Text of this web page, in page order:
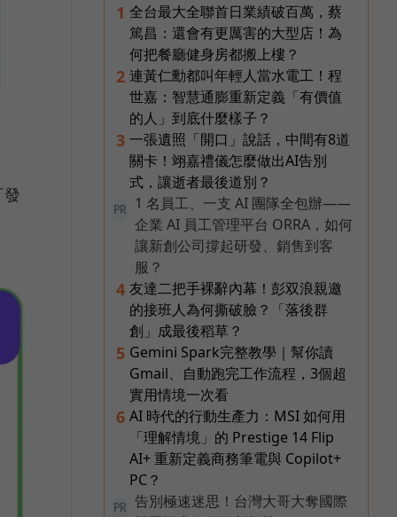
1 全台最大全聯首日業績破百萬，蔡
篤昌：還會有更厲害的大型店！為
何把餐廳健身房都搬上樓？
2 連黃仁勳都叫年輕人當水電工！程
世嘉：智慧通膨重新定義「有價值
的人」到底什麼樣子？
3 一張遺照「開口」說話，中間有8道
關卡！翊嘉禮儀怎麼做出AI告別
式，讓逝者最後道別？
PR
1 名員工、一支 AI 團隊全包辦——
企業 AI 員工管理平台 ORRA，如何
讓新創公司撐起研發、銷售到客
服？
4 友達二把手裸辭內幕！彭双浪親邀
的接班人為何撕破臉？「落後群
創」成最後稻草？
5 Gemini Spark完整教學｜幫你讀
Gmail、自動跑完工作流程，3個超
實用情境一次看
6 AI 時代的行動生產力：MSI 如何用
「理解情境」的 Prestige 14 Flip
AI+ 重新定義商務筆電與 Copilot+
PC？
PR
告別極速迷思！台灣大哥大奪國際